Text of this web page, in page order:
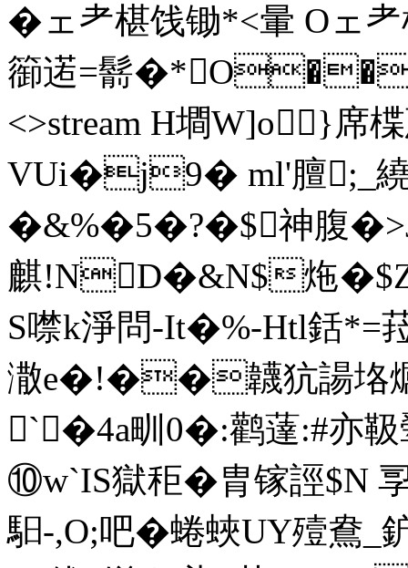
�ェ耂椹饯锄*<暈 Oェ
篽逽=鬋�*O��
<>stream H墹W]o}席
VUi�j9� ml'膻;_繞
�&%�5�?�$神腹
麒!ND�&N$炧
S噤k淨問-It�%-Htl銛
潵e�!��韤犺諹垎
`�4a甽0�:鹳薘:#亦
⑩w`IS獄秬�胄镓誙$N
馹-,O;吧�蜷蛺UY殪